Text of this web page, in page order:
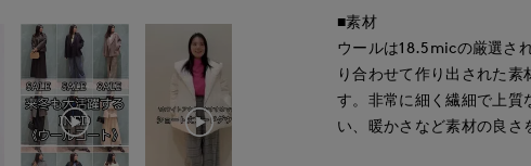
■素材
ウールは18.5micの厳選さ
り合わせて作り出された
す。非常に細く繊細で上質
い、暖かさなど素材の良さ